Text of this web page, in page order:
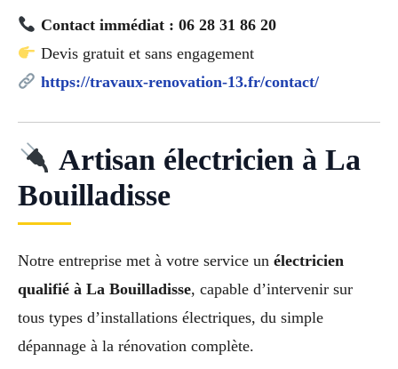
Contact immédiat : 06 28 31 86 20
Devis gratuit et sans engagement
https://travaux-renovation-13.fr/contact/
Artisan électricien à La
Bouilladisse
Notre entreprise met à votre service un électricien
qualifié à La Bouilladisse, capable d’intervenir sur
tous types d’installations électriques, du simple
dépannage à la rénovation complète.